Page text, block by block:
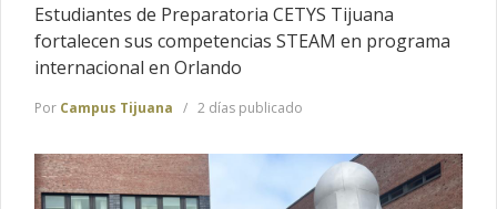
Estudiantes de Preparatoria CETYS Tijuana
fortalecen sus competencias STEAM en programa
internacional en Orlando
Por Campus Tijuana 2 días publicado